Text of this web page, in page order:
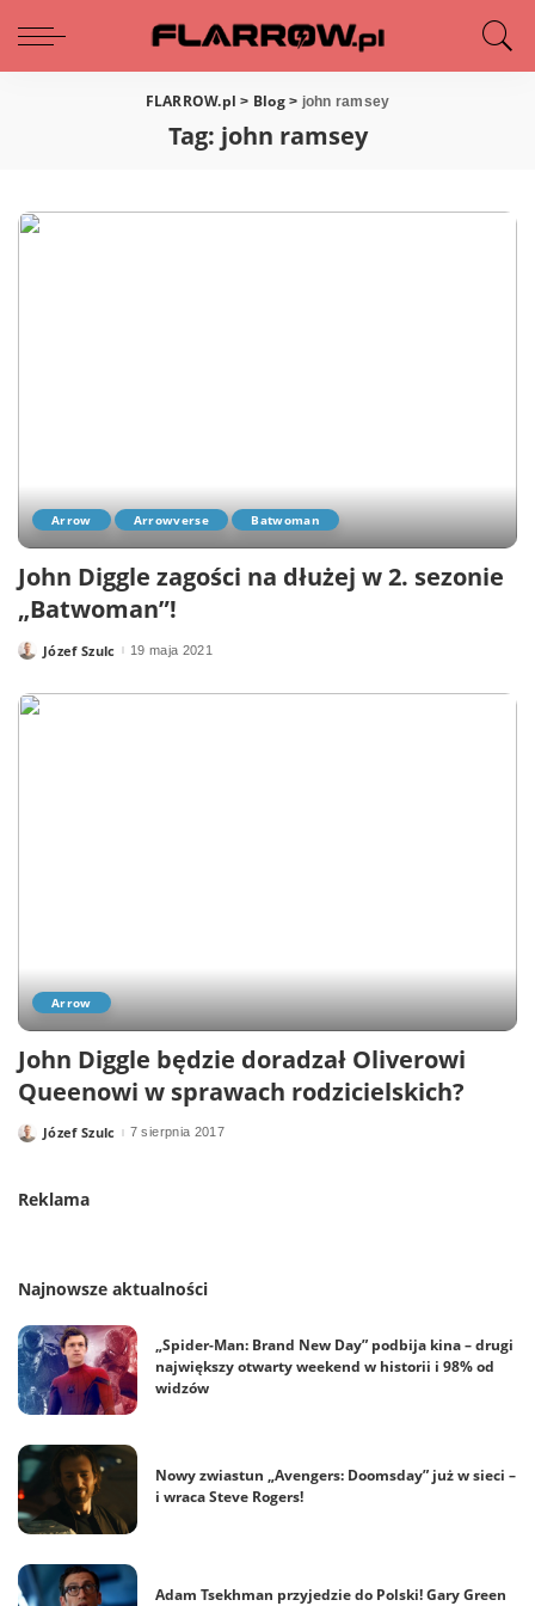
FLARROW.pl > Blog> john ramsey
Tag: john ramsey
Arrow Arrowverse Batwoman
John Diggle zagości na dłużej w 2. sezonie
„Batwoman”!
PostedJózef Szulc 19 maja 2021
Arrow
John Diggle będzie doradzał Oliverowi
Queenowi w sprawach rodzicielskich?
PostedJózef Szulc 7 sierpnia 2017
Reklama
Najnowsze aktualności
„Spider-Man: Brand New Day” podbija kina – drugi
największy otwarty weekend w historii i 98% od
widzów
Nowy zwiastun „Avengers: Doomsday” już w sieci –
i wraca Steve Rogers!
Adam Tsekhman przyjedzie do Polski! Gary Green